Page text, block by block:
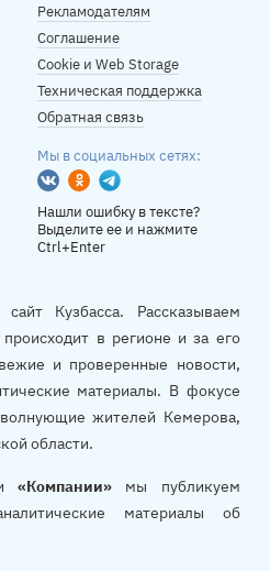
Рекламодателям
Соглашение
Cookie и Web Storage
Техническая поддержка
Обратная связь
Мы в социальных сетях:
Вконтакте
Одноклассники
Telegram
Нашли ошибку в тексте?
Выделите ее и нажмите
Ctrl+Enter
Кузбасса. Рассказываем
в регионе и за его
и проверенные новости,
материалы. В фокусе
жителей Кемерова,
области.
«Компании» мы публикуем
материалы об